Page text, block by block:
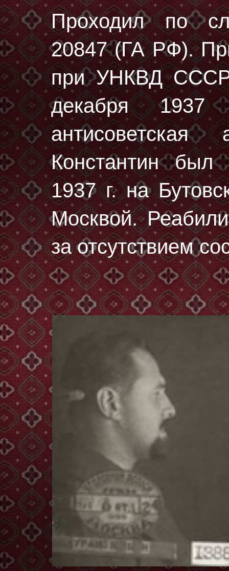
Проходил по
20847 (ГА РФ).
при УНКВД СССР
декaбря 1937
антисоветская
Константин был
1937 г.на
Москвой.
за отсутствием